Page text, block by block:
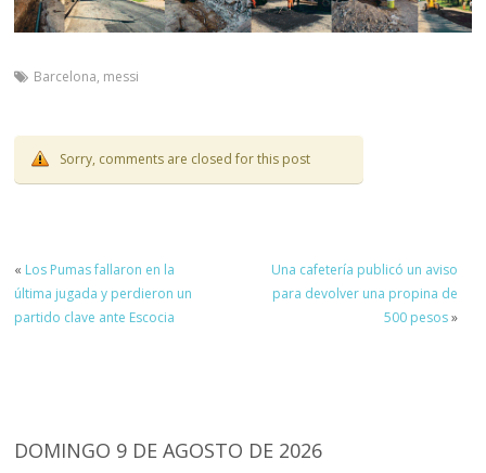
Barcelona, messi
Sorry, comments are closed for this post
« Los Pumas fallaron en la
última jugada y perdieron un
partido clave ante Escocia
Una cafetería publicó un aviso
para devolver una propina de
500 pesos»
DOMINGO 9 DE AGOSTO DE 2026